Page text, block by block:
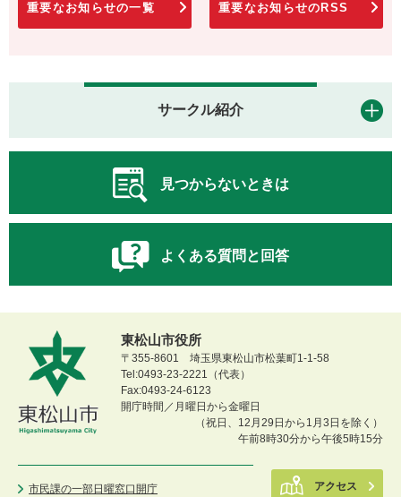
重要なお知らせの一覧 重要なお知らせのRSS
サークル紹介
見つからないときは
よくある質問と回答
東松山市役所
〒355-8601 埼玉県東松山市松葉町1-1-58
Tel:0493-23-2221（代表）
Fax:0493-24-6123
開庁時間／月曜日から金曜日
（祝日、12月29日から1月3日を除く）
午前8時30分から午後5時15分
市民課の一部日曜窓口開庁 アクセス